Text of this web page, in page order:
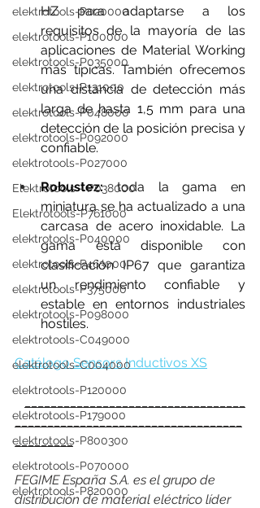
elektrotools-P020000
elektrotools-P100000
elektrotools-P035000
elektrotools-P131000
elektrotools-P048000
elektrotools-P092000
elektrotools-P027000
Elektrotools - P038000
Elektrotools-P761000
elektrotools-P040000
elektrotools-P463000
elektrotools-P375000
elektrotools-P098000
elektrotools-C049000
elektrotools-C004000
elektrotools-P120000
elektrotools-P179000
elektrotools-P800300
elektrotools-P070000
elektrotools-P820000
HZ para adaptarse a los
requisitos de la mayoría de las
aplicaciones de Material Working
más típicas. También ofrecemos
una distancia de detección más
larga de hasta 1,5 mm para una
detección de la posición precisa y
confiable.
Robustez: toda la gama en
miniatura se ha actualizado a una
carcasa de acero inoxidable. La
gama está disponible con
clasificación IP67 que garantiza
un rendimiento confiable y
estable en entornos industriales
hostiles.
Catálogo Sensors Inductivos XS
___________________________________
_________
FEGIME España S.A. es el grupo de
distribución de material eléctrico líder